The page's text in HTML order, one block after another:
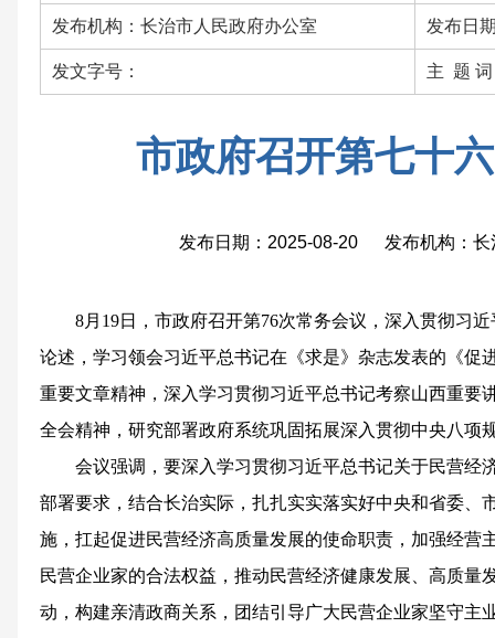
发布机构：长治市人民政府办公室 发布日
发文字号： 主 题 词
市政府召开第七十
发布日期：2025-08-20 发布机构：长
8月19日，市政府召开第76次常务会议，深入贯彻习
论述，学习领会习近平总书记在《求是》杂志发表的《促
重要文章精神，深入学习贯彻习近平总书记考察山西重要
全会精神，研究部署政府系统巩固拓展深入贯彻中央八项
会议强调，要深入学习贯彻习近平总书记关于民营经
部署要求，结合长治实际，扎扎实实落实好中央和省委、
施，扛起促进民营经济高质量发展的使命职责，加强经营
民营企业家的合法权益，推动民营经济健康发展、高质量
动，构建亲清政商关系，团结引导广大民营企业家坚守主